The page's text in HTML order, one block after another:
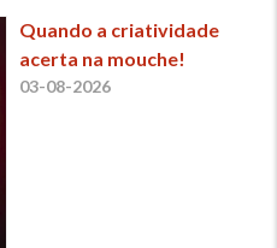
Quando a criatividade
acerta na mouche!
03-08-2026